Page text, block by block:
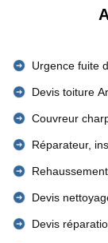
Urgence fuite
Devis toiture
Couvreur
Réparateur,
Devis
Devis